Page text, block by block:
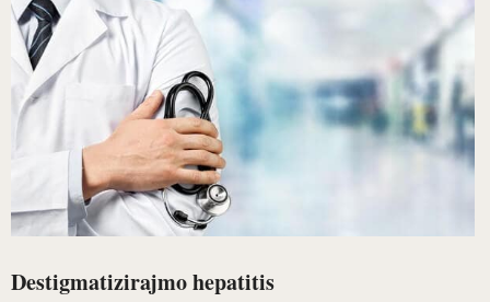
Destigmatizirajmo hepatitis